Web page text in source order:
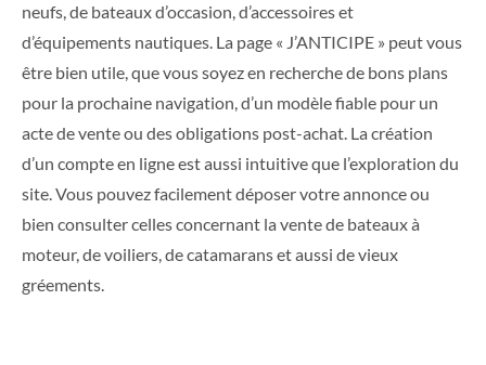
neufs, de bateaux d’occasion, d’accessoires et
d’équipements nautiques. La page « J’ANTICIPE » peut vous
être bien utile, que vous soyez en recherche de bons plans
pour la prochaine navigation, d’un modèle fiable pour un
acte de vente ou des obligations post-achat. La création
d’un compte en ligne est aussi intuitive que l’exploration du
site. Vous pouvez facilement déposer votre annonce ou
bien consulter celles concernant la vente de bateaux à
moteur, de voiliers, de catamarans et aussi de vieux
gréements.